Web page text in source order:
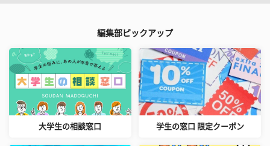
編集部ピックアップ
大学生の相談窓口 学生の窓口 限定クーポン